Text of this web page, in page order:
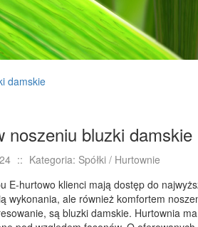
damskie
noszeniu bluzki damskie
:: Kategoria: Spółki / Hurtownie
E-hurtowo klienci mają dostęp do
wykonania, ale również komfortem
są bluzki damskie. Hurtownia